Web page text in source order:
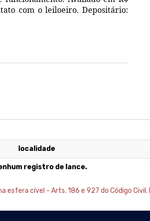
com o leiloeiro. Depositário:
localidade
registro de lance.
cível - Arts. 186 e 927 do Código